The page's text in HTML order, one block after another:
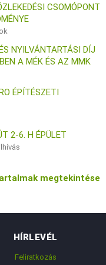
CSOMÓPONT
NYILVÁNTARTÁSI DÍJ
A MÉK ÉS AZ MMK
ÉPÍTÉSZETI
2-6. H ÉPÜLET
megtekintése
HÍRLEVÉL
Feliratkozás